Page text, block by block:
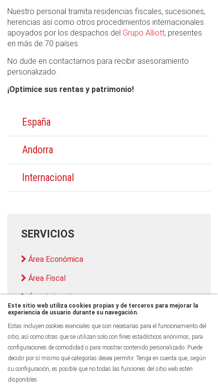
Nuestro personal tramita residencias fiscales, sucesiones,
herencias así como otros procedimientos internacionales
apoyados por los despachos del Grupo Alliott, presentes
en más de 70 países.
No dude en contactarnos para recibir asesoramiento
personalizado.
¡Optimice sus rentas y patrimonio!
España
Andorra
Internacional
SERVICIOS
Área Económica
Área Fiscal
Área Laboral
Auditoría
Todos los derechos reservados - ® 2026 - Torras &
Este sitio web utiliza cookies propias y de terceros para mejorar la
experiencia de usuario durante su navegación.
Estas incluyen cookies esenciales que son necesarias para el funcionamiento del
sitio, así como otras que se utilizan solo con fines estadísticos anónimos, para
configuraciones de comodidad o para mostrar contenido personalizado. Puede
decidir por sí mismo qué categorías desea permitir. Tenga en cuenta que, según
su configuración, es posible que no todas las funciones del sitio web estén
disponibles.